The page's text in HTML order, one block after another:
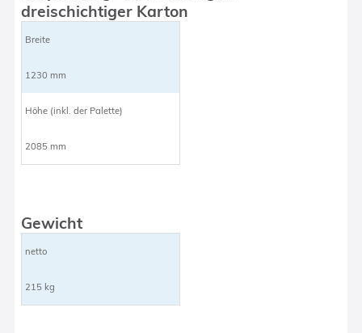
dreischichtiger Karton
Breite
1230 mm
Höhe (inkl. der Palette)
2085 mm
Gewicht
netto
215 kg